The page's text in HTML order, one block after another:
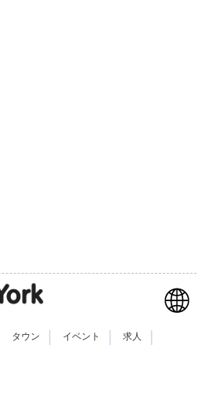
タウン イベント 求人